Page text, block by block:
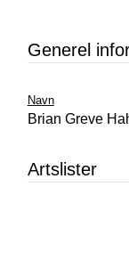
Generel
Navn
Brian Greve
Artslister